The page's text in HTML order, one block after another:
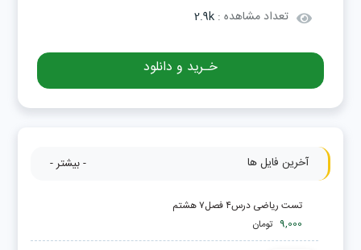
تعداد مشاهده :2.9k
خـرید و دانلود
آخرین فایل ها - بیشتر -
تست ریاضی درس۴ فصل۷ هشتم
9,000 تومان